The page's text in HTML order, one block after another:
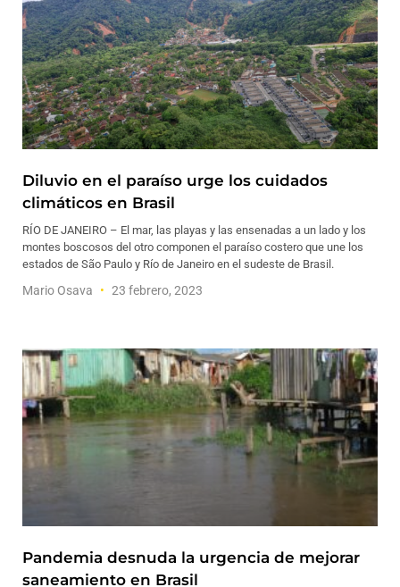
Diluvio en el paraíso urge los cuidados
climáticos en Brasil
RÍO DE JANEIRO – El mar, las playas y las ensenadas a un lado y los
montes boscosos del otro componen el paraíso costero que une los
estados de São Paulo y Río de Janeiro en el sudeste de Brasil.
Mario Osava 23 febrero, 2023
Pandemia desnuda la urgencia de mejorar
saneamiento en Brasil